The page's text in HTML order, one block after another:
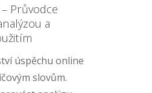
Průvodce
a
úspěchu online
slovům.